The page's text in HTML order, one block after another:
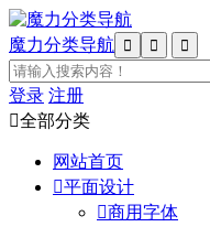
魔力分类导航   
登录 注册
全部分类
网站首页
平面设计
商用字体